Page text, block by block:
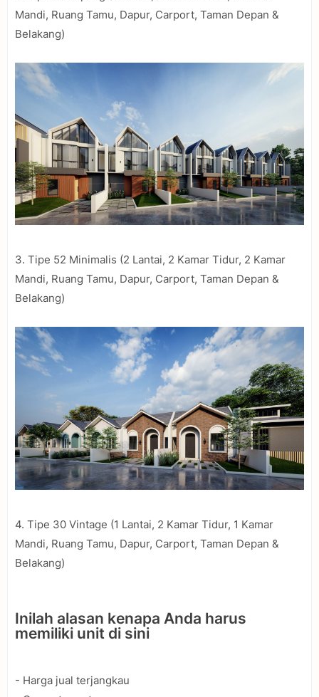
Mandi, Ruang Tamu, Dapur, Carport, Taman Depan &
Belakang)
3. Tipe 52 Minimalis (2 Lantai, 2 Kamar Tidur, 2 Kamar
Mandi, Ruang Tamu, Dapur, Carport, Taman Depan &
Belakang)
4. Tipe 30 Vintage (1 Lantai, 2 Kamar Tidur, 1 Kamar
Mandi, Ruang Tamu, Dapur, Carport, Taman Depan &
Belakang)
Inilah alasan kenapa Anda harus
memiliki unit di sini
- Harga jual terjangkau